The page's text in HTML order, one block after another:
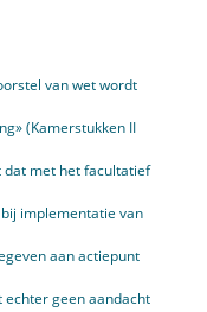
van wet wordt
(Kamerstukken II
dat met het facultatief
implementatie van
aan actiepunt
echter geen aandacht